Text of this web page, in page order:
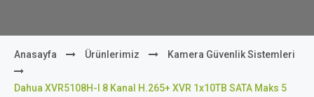
Anasayfa Ürünlerimiz Kamera Güvenlik Sistemleri
Dahua XVR5108H-I 8 Kanal H.265+ XVR 1x10TB SATA Maks 5